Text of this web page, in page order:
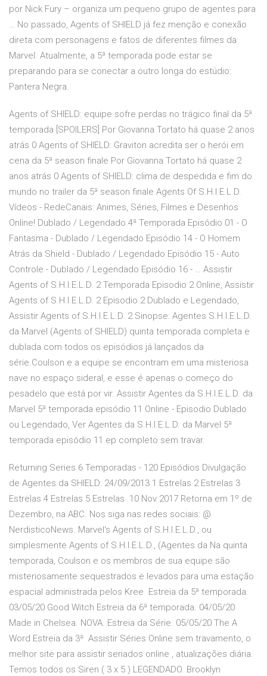
por Nick Fury – organiza um pequeno grupo de agentes para
… No passado, Agents of SHIELD já fez menção e conexão
direta com personagens e fatos de diferentes filmes da
Marvel. Atualmente, a 5ª temporada pode estar se
preparando para se conectar a outro longa do estúdio:
Pantera Negra.
Agents of SHIELD: equipe sofre perdas no trágico final da 5ª
temporada [SPOILERS] Por Giovanna Tortato há quase 2 anos
atrás 0 Agents of SHIELD: Graviton acredita ser o herói em
cena da 5ª season finale Por Giovanna Tortato há quase 2
anos atrás 0 Agents of SHIELD: clima de despedida e fim do
mundo no trailer da 5ª season finale Agents Of S.H.I.E.L.D.
Vídeos - RedeCanais: Animes, Séries, Filmes e Desenhos
Online! Dublado / Legendado 4ª Temporada Episódio 01 - O
Fantasma - Dublado / Legendado Episódio 14 - O Homem
Atrás da Shield - Dublado / Legendado Episódio 15 - Auto
Controle - Dublado / Legendado Episódio 16 - … Assistir
Agents of S.H.I.E.L.D. 2 Temporada Episodio 2 Online, Assistir
Agents of S.H.I.E.L.D. 2 Episodio 2 Dublado e Legendado,
Assistir Agents of S.H.I.E.L.D. 2 Sinopse: Agentes S.H.I.E.L.D.
da Marvel (Agents of SHIELD) quinta temporada completa e
dublada com todos os episódios já lançados da
série.Coulson e a equipe se encontram em uma misteriosa
nave no espaço sideral, e esse é apenas o começo do
pesadelo que está por vir. Assistir Agentes da S.H.I.E.L.D. da
Marvel 5ª temporada episódio 11 Online - Episodio Dublado
ou Legendado, Ver Agentes da S.H.I.E.L.D. da Marvel 5ª
temporada episódio 11 ep completo sem travar.
Returning Series 6 Temporadas - 120 Episódios Divulgação
de Agentes da SHIELD: 24/09/2013 1 Estrelas 2 Estrelas 3
Estrelas 4 Estrelas 5 Estrelas 10 Nov 2017 Retorna em 1º de
Dezembro, na ABC. Nos siga nas redes sociais: @
NerdisticoNews. Marvel's Agents of S.H.I.E.L.D., ou
simplesmente Agents of S.H.I.E.L.D., (Agentes da Na quinta
temporada, Coulson e os membros de sua equipe são
misteriosamente sequestrados e levados para uma estação
espacial administrada pelos Kree Estreia da 5ª temporada.
03/05/20 Good Witch Estreia da 6ª temporada. 04/05/20
Made in Chelsea. NOVA. Estreia da Série. 05/05/20 The A
Word Estreia da 3ª Assistir Séries Online sem travamento, o
melhor site para assistir seriados online , atualizações diária.
Temos todos os Siren ( 3 x 5 ) LEGENDADO. Brooklyn